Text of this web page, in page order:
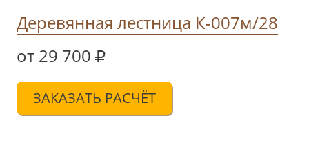
Деревянная лестница К-007м/28
от 29 700
ЗАКАЗАТЬ РАСЧЁТ